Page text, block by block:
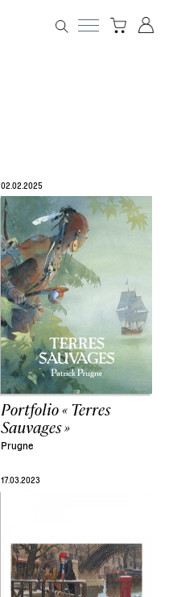
02.02.2025
Portfolio « Terres
Sauvages »
Prugne
17.03.2023